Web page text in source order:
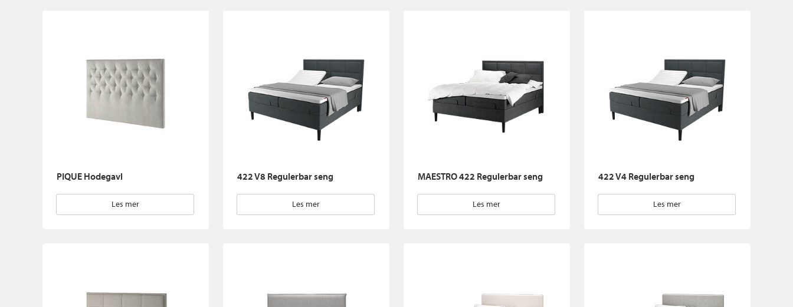
PIQUE Hodegavl
Les mer
422 V8 Regulerbar seng
Les mer
MAESTRO 422 Regulerbar seng
Les mer
422 V4 Regulerbar seng
Les mer